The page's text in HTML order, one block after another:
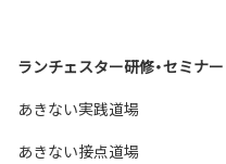
ランチェスター研修・セミナー
あきない実践道場
あきない接点道場